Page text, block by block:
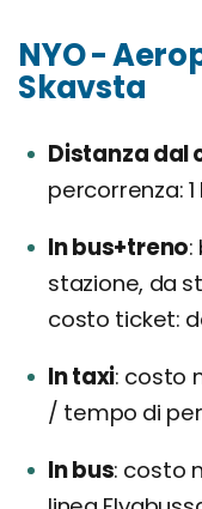
NYO -
Skavsta
Distanza dal
percorrenza: 1
In bus+treno
stazione, da
costo ticket:
In taxi costo
/ tempo di
In bus costo